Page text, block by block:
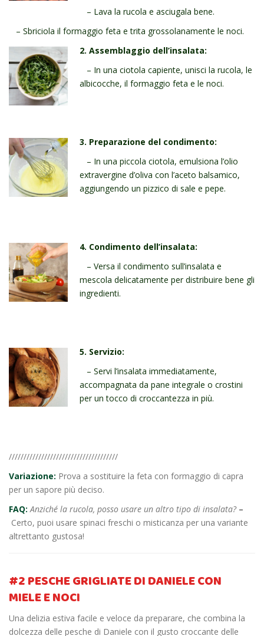
– Lava la rucola e asciugala bene.
– Sbriciola il formaggio feta e trita grossolanamente le noci.
2. Assemblaggio dell’insalata:
– In una ciotola capiente, unisci la rucola, le
albicocche, il formaggio feta e le noci.
3. Preparazione del condimento:
– In una piccola ciotola, emulsiona l’olio
extravergine d’oliva con l’aceto balsamico,
aggiungendo un pizzico di sale e pepe.
4. Condimento dell’insalata:
– Versa il condimento sull’insalata e
mescola delicatamente per distribuire bene gli
ingredienti.
5. Servizio:
– Servi l’insalata immediatamente,
accompagnata da pane integrale o crostini
per un tocco di croccantezza in più.
/////////////////////////////////////
Variazione: Prova a sostituire la feta con formaggio di capra
per un sapore più deciso.
FAQ: Anziché la rucola, posso usare un altro tipo di insalata?–
Certo, puoi usare spinaci freschi o misticanza per una variante
altrettanto gustosa!
#2 PESCHE GRIGLIATEDI DANIELECON
MIELE E NOCI
Una delizia estiva facile e veloce da preparare, che combina la
dolcezza delle pesche di Daniele con il gusto croccante delle